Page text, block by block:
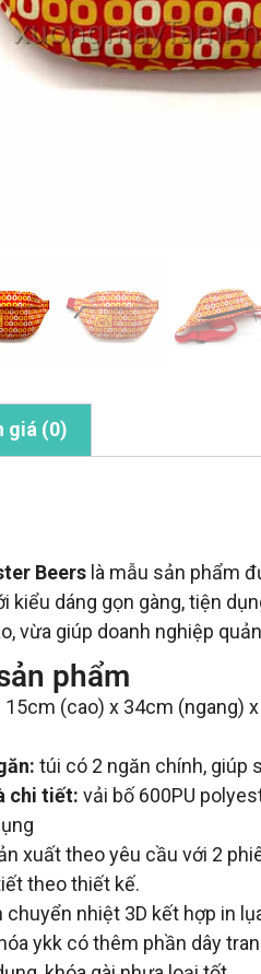
giá (0)
Beers là mẫu sản phẩm
kiểu dáng gọn gàng, tiện
vừa giúp doanh nghiệp
phẩm
15cm (cao) x 34cm (ngang)
túi có 2 ngăn chính, giúp
chi tiết: vải bố 600PU
xuất theo yêu cầu với 2
theo thiết kế.
chuyển nhiệt 3D kết hợp in
ykk có thêm phần dây